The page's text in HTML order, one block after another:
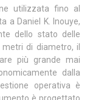
utilizzata fino al
a Daniel K. Inouye,
dello stato delle
di diametro, il
più grande mai
dalla
operativa è